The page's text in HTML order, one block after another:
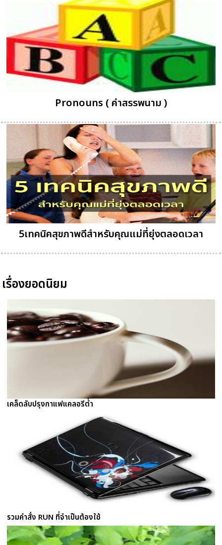
Pronouns ( คำสรรพนาม )
5เทคนิคสุขภาพดีสำหรับคุณแม่ที่ยุ่งตลอดเวลา
เรื่องยอดนิยม
เคล็ดลับปรุงกาแฟแคลอรีต่ำ
รวมคำสั่ง RUN ที่จำเป็นต้องใช้